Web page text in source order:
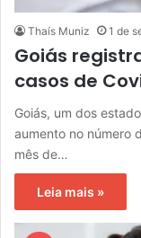
Thaís Muniz 1 de
Goiás
casos de
Goiás, um dos
aumento no número
mês de…
Leia mais »